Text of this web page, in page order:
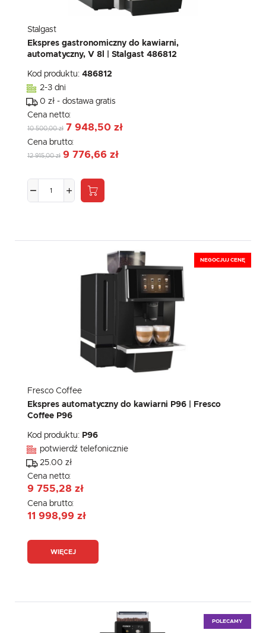
Stalgast
Ekspres gastronomiczny do kawiarni,
automatyczny, V 8l | Stalgast 486812
Kod produktu: 486812
2-3 dni
0 zł - dostawa gratis
Cena netto:
10 500,00 zł 7 948,50 zł
Cena brutto:
12 915,00 zł 9 776,66 zł
NEGOCJUJ CENĘ
Fresco Coffee
Ekspres automatyczny do kawiarni P96 | Fresco
Coffee P96
Kod produktu: P96
potwierdź telefonicznie
25.00 zł
Cena netto:
9 755,28 zł
Cena brutto:
11 998,99 zł
WIĘCEJ
POLECAMY
komunikatów mediów społecznościowych.